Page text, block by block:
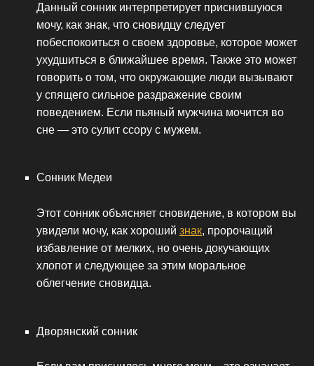
Данный сонник интерпретирует приснившуюся
мочу, как знак, что сновидцу следует
побеспокоиться о своем здоровье, которое может
ухудшиться в ближайшее время. Также это может
говорить о том, что окружающие люди вызывают
у спящего сильное раздражение своим
поведением. Если пьяный мужчина мочится во
сне — это сулит ссору с мужем.
Сонник Медеи
Этот сонник объясняет сновидение, в котором вы
увидели мочу, как хороший знак, пророчащий
избавление от мелких, но очень докучающих
хлопот и следующее за этим моральное
облегчение сновидца.
Дворянский сонник